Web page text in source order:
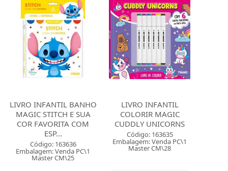
LIVRO INFANTIL BANHO
MAGIC STITCH E SUA
COR FAVORITA COM
ESP...
Código: 163636
Embalagem: Venda PC\1
Master CM\25
LIVRO INFANTIL
COLORIR MAGIC
CUDDLY UNICORNS
Código: 163635
Embalagem: Venda PC\1
Master CM\28